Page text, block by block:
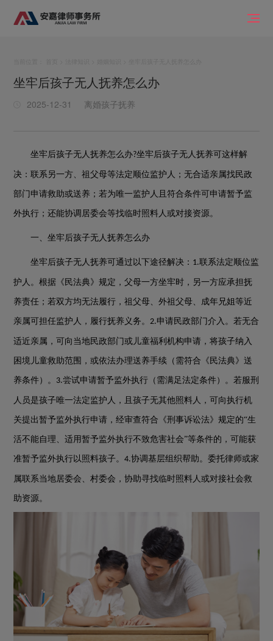
坐牢后孩子无人抚养怎么办
2025-12-31 离婚孩子抚养
坐牢后孩子无人抚养怎么办?坐牢后孩子无人抚养可这样解
决：联系另一方、祖父母等法定顺位监护人；无合适亲属找民政
部门申请救助或送养；若为唯一监护人且符合条件可申请暂予监
外执行；还能协调居委会等找临时照料人或对接资源。
一、坐牢后孩子无人抚养怎么办
坐牢后孩子无人抚养可通过以下途径解决： 1.联系法定顺位监
护人。根据《民法典》规定，父母一方坐牢时，另一方应承担抚
养责任；若双方均无法履行，祖父母、外祖父母、成年兄姐等近
亲属可担任监护人，履行抚养义务。2.申请民政部门介入。若无合
适近亲属，可向当地民政部门或儿童福利机构申请，将孩子纳入
困境儿童救助范围，或依法办理送养手续（需符合《民法典》送
养条件）。 3.尝试申请暂予监外执行（需满足法定条件）。若服刑
人员是孩子唯一法定监护人，且孩子无其他照料人，可向执行机
关提出暂予监外执行申请，经审查符合《刑事诉讼法》规定的“生
活不能自理、适用暂予监外执行不致危害社会”等条件的，可能获
准暂予监外执行以照料孩子。4.协调基层组织帮助。委托律师或家
属联系当地居委会、村委会，协助寻找临时照料人或对接社会救
助资源。